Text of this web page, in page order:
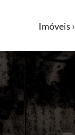
Imóveis ›